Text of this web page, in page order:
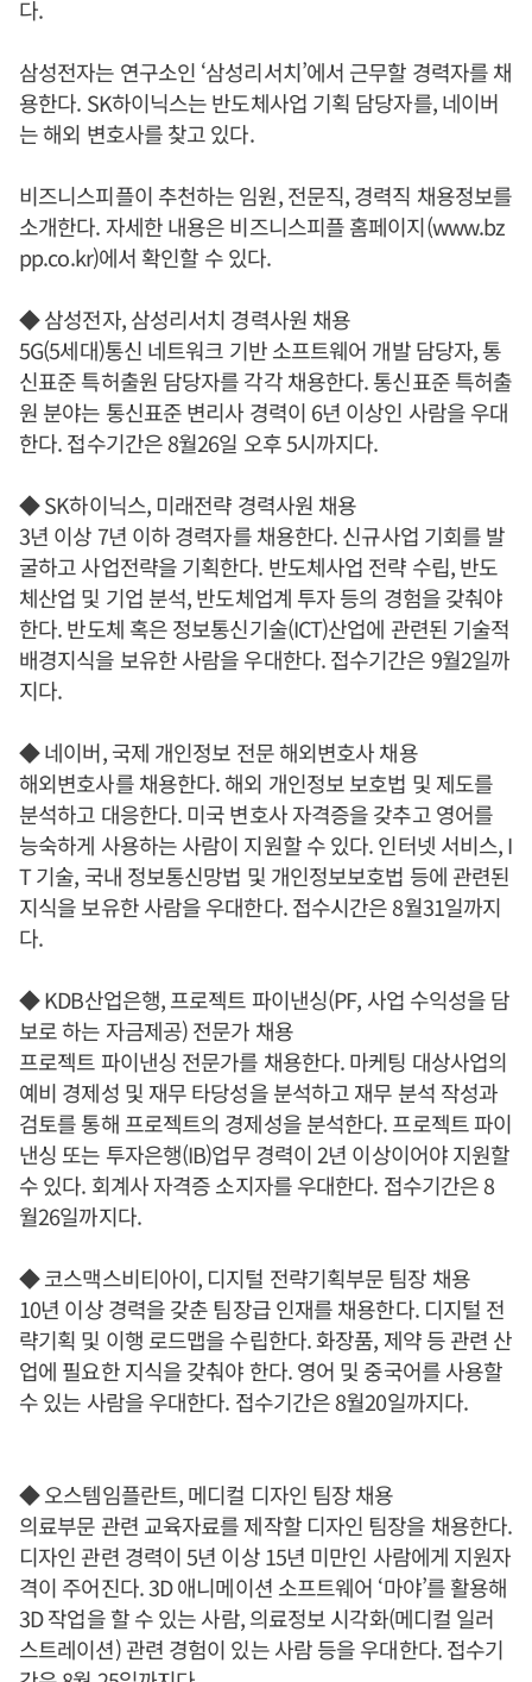
다.
삼성전자는 연구소인 ‘삼성리서치’에서 근무할 경력자를 채
용한다. SK하이닉스는 반도체사업 기획 담당자를, 네이버
는 해외 변호사를 찾고 있다.
비즈니스피플이 추천하는 임원, 전문직, 경력직 채용정보를
소개한다. 자세한 내용은 비즈니스피플 홈페이지(www.bz
pp.co.kr)에서 확인할 수 있다.
◆ 삼성전자, 삼성리서치 경력사원 채용
5G(5세대)통신 네트워크 기반 소프트웨어 개발 담당자, 통
신표준 특허출원 담당자를 각각 채용한다. 통신표준 특허출
원 분야는 통신표준 변리사 경력이 6년 이상인 사람을 우대
한다. 접수기간은 8월26일 오후 5시까지다.
◆ SK하이닉스, 미래전략 경력사원 채용
3년 이상 7년 이하 경력자를 채용한다. 신규사업 기회를 발
굴하고 사업전략을 기획한다. 반도체사업 전략 수립, 반도
체산업 및 기업 분석, 반도체업계 투자 등의 경험을 갖춰야
한다. 반도체 혹은 정보통신기술(ICT)산업에 관련된 기술적
배경지식을 보유한 사람을 우대한다. 접수기간은 9월2일까
지다.
◆ 네이버, 국제 개인정보 전문 해외변호사 채용
해외변호사를 채용한다. 해외 개인정보 보호법 및 제도를
분석하고 대응한다. 미국 변호사 자격증을 갖추고 영어를
능숙하게 사용하는 사람이 지원할 수 있다. 인터넷 서비스, I
T 기술, 국내 정보통신망법 및 개인정보보호법 등에 관련된
지식을 보유한 사람을 우대한다. 접수시간은 8월31일까지
다.
◆ KDB산업은행, 프로젝트 파이낸싱(PF, 사업 수익성을 담
보로 하는 자금제공) 전문가 채용
프로젝트 파이낸싱 전문가를 채용한다. 마케팅 대상사업의
예비 경제성 및 재무 타당성을 분석하고 재무 분석 작성과
검토를 통해 프로젝트의 경제성을 분석한다. 프로젝트 파이
낸싱 또는 투자은행(IB)업무 경력이 2년 이상이어야 지원할
수 있다. 회계사 자격증 소지자를 우대한다. 접수기간은 8
월26일까지다.
◆ 코스맥스비티아이, 디지털 전략기획부문 팀장 채용
10년 이상 경력을 갖춘 팀장급 인재를 채용한다. 디지털 전
략기획 및 이행 로드맵을 수립한다. 화장품, 제약 등 관련 산
업에 필요한 지식을 갖춰야 한다. 영어 및 중국어를 사용할
수 있는 사람을 우대한다. 접수기간은 8월20일까지다.
◆ 오스템임플란트, 메디컬 디자인 팀장 채용
의료부문 관련 교육자료를 제작할 디자인 팀장을 채용한다.
디자인 관련 경력이 5년 이상 15년 미만인 사람에게 지원자
격이 주어진다. 3D 애니메이션 소프트웨어 ‘마야’를 활용해
3D 작업을 할 수 있는 사람, 의료정보 시각화(메디컬 일러
스트레이션) 관련 경험이 있는 사람 등을 우대한다. 접수기